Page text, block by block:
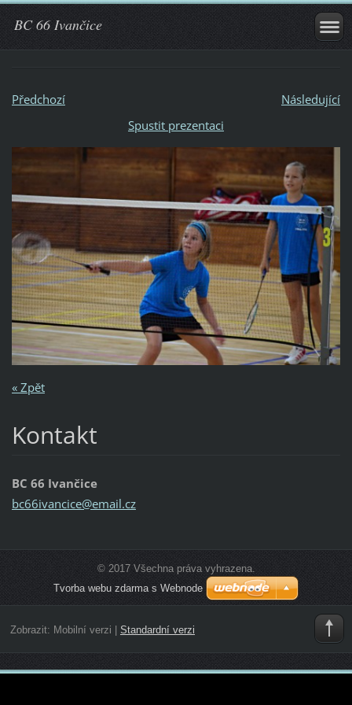
BC 66 Ivančice
Předchozí
Následující
Spustit prezentaci
« Zpět
Kontakt
BC 66 Ivančice
bc66ivancice@email.cz
© 2017 Všechna práva vyhrazena.
Tvorba webu zdarma s Webnode
Zobrazit: Mobilní verzi Standardní verzi